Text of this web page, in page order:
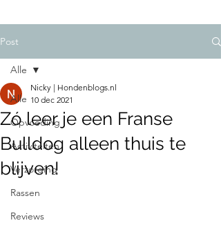
Post
Alle
Opvoeding
Activiteiten
Verzorging
Rassen
Reviews
Alle
Zó leer je een Franse
Bulldog alleen thuis te
blijven!
Nicky | Hondenblogs.nl
10 dec 2021